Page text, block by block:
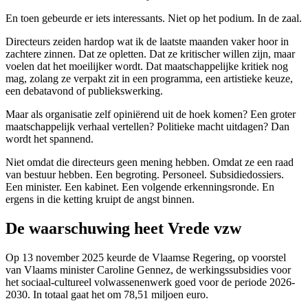
En toen gebeurde er iets interessants. Niet op het podium. In de zaal.
Directeurs zeiden hardop wat ik de laatste maanden vaker hoor in
zachtere zinnen. Dat ze opletten. Dat ze kritischer willen zijn, maar
voelen dat het moeilijker wordt. Dat maatschappelijke kritiek nog
mag, zolang ze verpakt zit in een programma, een artistieke keuze,
een debatavond of publiekswerking.
Maar als organisatie zelf opiniërend uit de hoek komen? Een groter
maatschappelijk verhaal vertellen? Politieke macht uitdagen? Dan
wordt het spannend.
Niet omdat die directeurs geen mening hebben. Omdat ze een raad
van bestuur hebben. Een begroting. Personeel. Subsidiedossiers.
Een minister. Een kabinet. Een volgende erkenningsronde. En
ergens in die ketting kruipt de angst binnen.
De waarschuwing heet Vrede vzw
Op 13 november 2025 keurde de Vlaamse Regering, op voorstel
van Vlaams minister Caroline Gennez, de werkingssubsidies voor
het sociaal-cultureel volwassenenwerk goed voor de periode 2026-
2030. In totaal gaat het om 78,51 miljoen euro.